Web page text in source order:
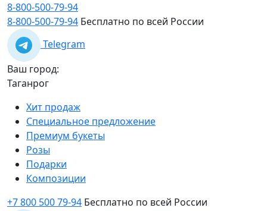
8-800-500-79-94
8-800-500-79-94 Бесплатно по всей России
Telegram
Ваш город:
Таганрог
Хит продаж
Специальное предложение
Премиум букеты
Розы
Подарки
Композиции
+7 800 500 79-94 Бесплатно по всей России